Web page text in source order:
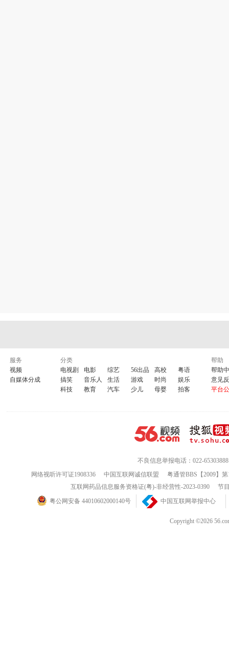
服务
视频
自媒体分成
分类
电视剧
电影 综艺 56出品 高校
粤语
搞笑
音乐人 生活 游戏 时尚
娱乐
科技
教育 汽车 少儿 母婴 拍客
帮助
帮助
意见
平台
不良信息举报电话：022-65303888
网络视听许可证1908336
中国互联网诚信联盟
粤通管BBS【2009】
互联网药品信息服务资格证(粤)-非经营性-2023-0390
节
粤公网安备 44010602000140号
中国互联网举报中心
Copyright ©2026